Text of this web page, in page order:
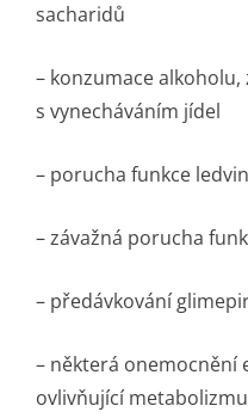
sacharidů
– konzumace
s vynecháváním jí­del
– porucha funkce ledvin
– závažná porucha
– předávkování
– některá onemocnění
ovlivňující